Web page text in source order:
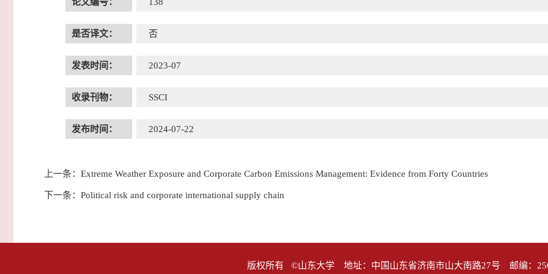
是否译文： 否
发表时间： 2023-07
收录刊物： SSCI
发布时间： 2024-07-22
上一条： Extreme Weather Exposure and Corporate Carbon Emissions Management: Evidence from Forty Countries
下一条： Political risk and corporate international supply chain
版权所有 ©山东大学 地址：中国山东省济南市山大南路27号 邮编：